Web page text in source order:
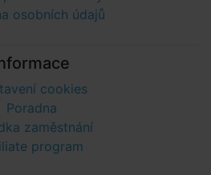
osobních údajů
cookies
Poradna
zaměstnání
program